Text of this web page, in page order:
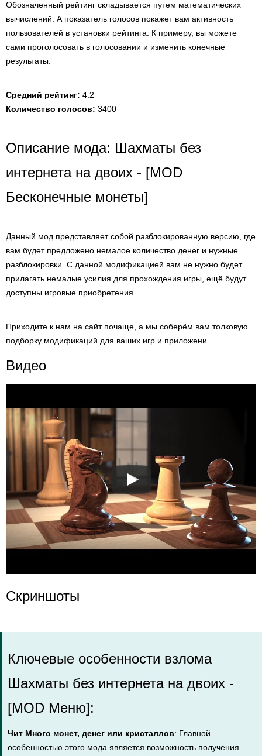
Обозначенный рейтинг складывается путем математических
вычислений. А показатель голосов покажет вам активность
пользователей в установки рейтинга. К примеру, вы можете
сами проголосовать в голосовании и изменить конечные
результаты.
Средний рейтинг: 4.2
Количество голосов: 3400
Описание мода: Шахматы без
интернета на двоих - [MOD
Бесконечные монеты]
Данный мод представляет собой разблокированную версию, где
вам будет предложено немалое количество денег и нужные
разблокировки. С данной модификацией вам не нужно будет
прилагать немалые усилия для прохождения игры, ещё будут
доступны игровые приобретения.
Приходите к нам на сайт почаще, а мы соберём вам толковую
подборку модификаций для ваших игр и приложени
Видео
Скриншоты
Ключевые особенности взлома
Шахматы без интернета на двоих -
[MOD Меню]:
Чит Много монет, денег или кристаллов: Главной
особенностью этого мода является возможность получения